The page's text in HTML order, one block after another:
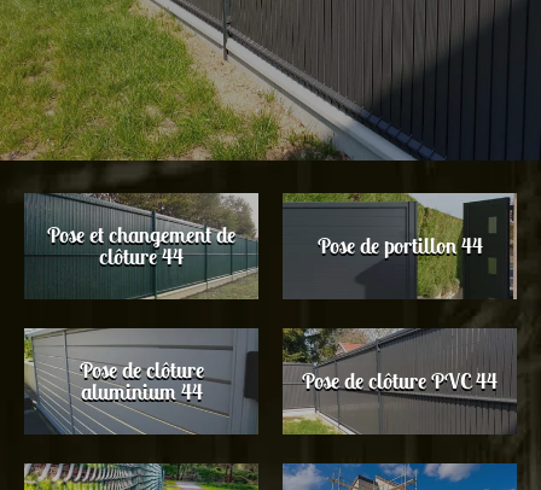
Pose et changement de
clôture 44 Pose de portillon 44
Pose de clôture
aluminium 44 Pose de clôture PVC 44